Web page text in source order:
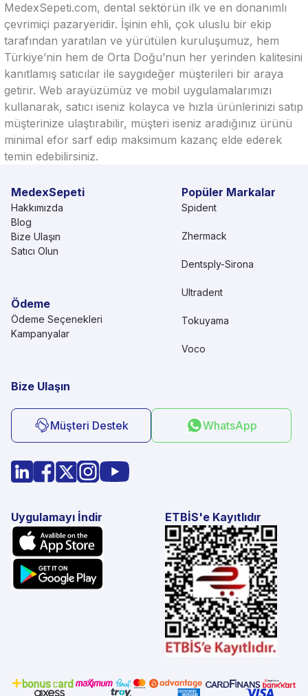
MedexSepeti.com, dental sektörün ilk ve en donanımlı
çevrimiçi pazaryeridir. İşinin ehli, çok uluslu bir ekip
tarafından yaratılan ve yürütülen kuruluşumuz, hem
Türkiye’nin hem de Orta Doğu’nun her yerinden kalitesini
kanıtlamış satıcılar ile saygıdeğer müşterileri bir araya
getirir. Web arayüzümüz ve mobil uygulamalarımızı
kullanarak, satıcı iseniz kolayca ve hızla ürünlerinizi satıp
müşterinize ulaştırabilir, müşteri iseniz aradığınız ürünü
minimal efor sarf edip maksimum kazanç elde ederek
temin edebilirsiniz.
MedexSepeti
Hakkımızda
Blog
Bize Ulaşın
Satıcı Olun
Ödeme
Ödeme Seçenekleri
Kampanyalar
Popüler Markalar
Spident
Zhermack
Dentsply-Sirona
Ultradent
Tokuyama
Voco
Bize Ulaşın
Müşteri Destek WhatsApp
Uygulamayı İndir ETBİS'e Kayıtlıdır